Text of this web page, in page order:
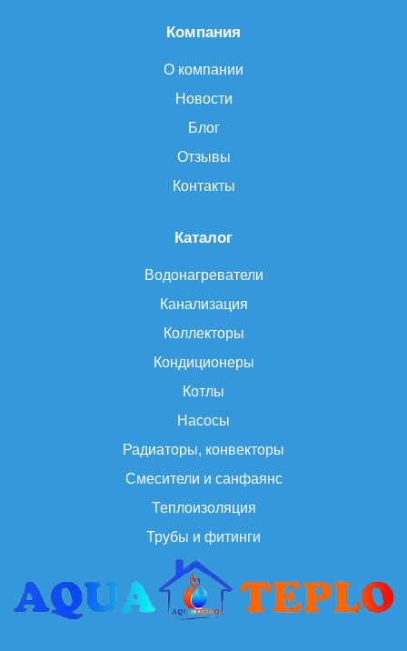
Каталог
Водонагреватели
Канализация
Коллекторы
Кондиционеры
Котлы
Насосы
Радиаторы, конвекторы
Смесители и санфаянс
Теплоизоляция
Трубы и фитинги
Компания
О компании
Новости
Блог
Отзывы
Контакты